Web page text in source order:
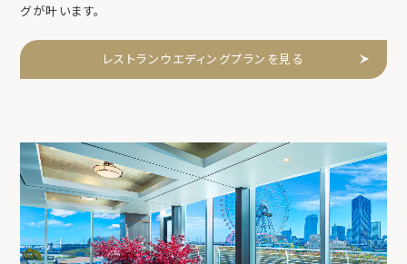
グが叶います。
レストランウエディングプランを見る